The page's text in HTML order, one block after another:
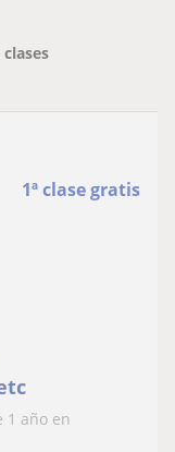
1ª clase gratis
1 año en